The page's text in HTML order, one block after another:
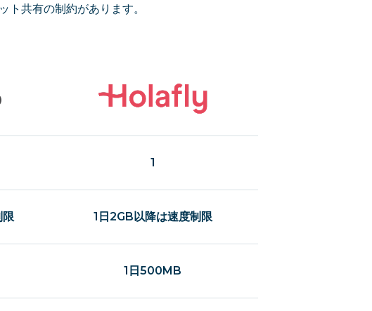
共有の制約があります。
1
1日2GB以降は速度制限
1日500MB